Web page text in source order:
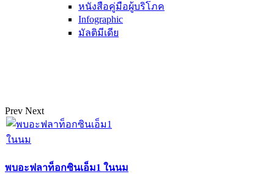
หนังสือคู่มือผู้บริโภค
Infographic
มัลติมีเดีย
Prev Next
พบอะฟลาท็อกซินเอ็ม1 ในนม